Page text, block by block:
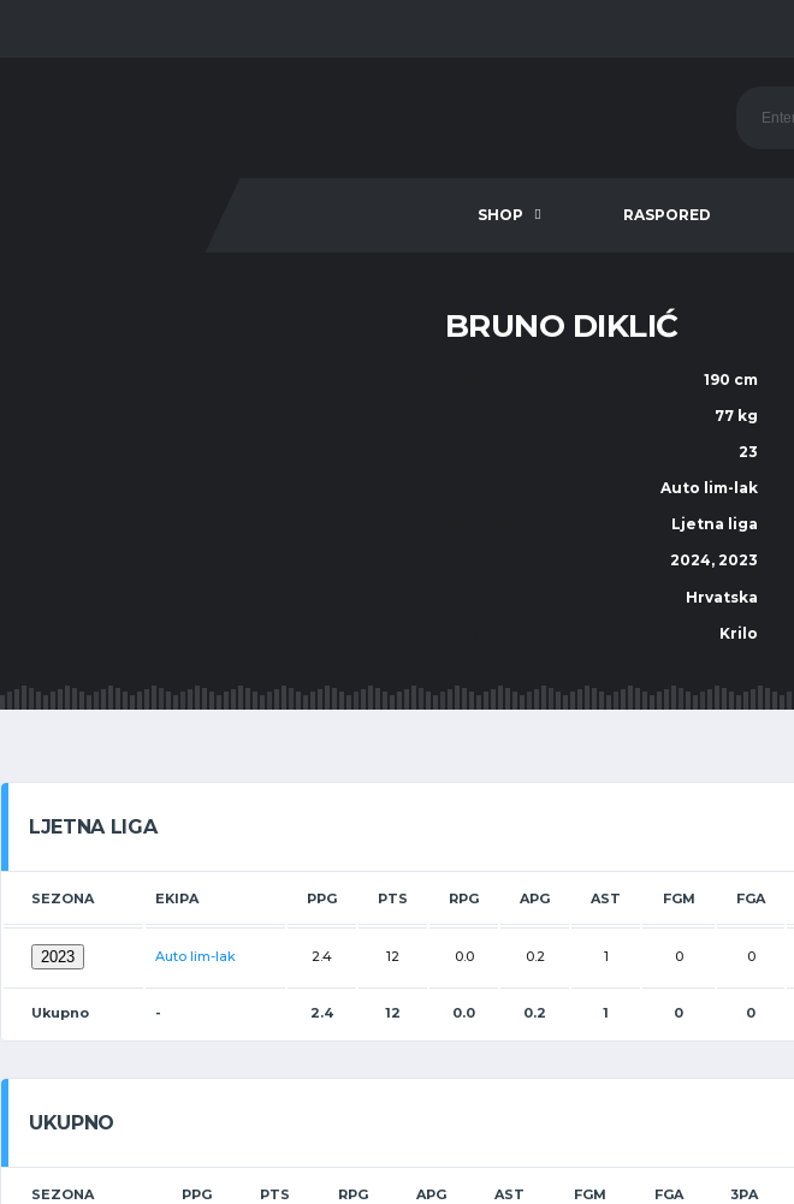
SHOP RASPORED
BRUNO DIKLIĆ
190 cm
77 kg
23
Auto lim-lak
Ljetna liga
2024, 2023
Hrvatska
Krilo
LJETNA LIGA
SEZONA EKIPA PPG PTS RPG APG AST FGM FGA
2023 Auto lim-lak 2.4 12 0.0 0.2 1 0 0
Ukupno - 2.4 12 0.0 0.2 1 0 0
UKUPNO
SEZONA PPG PTS RPG APG AST FGM FGA 3PA